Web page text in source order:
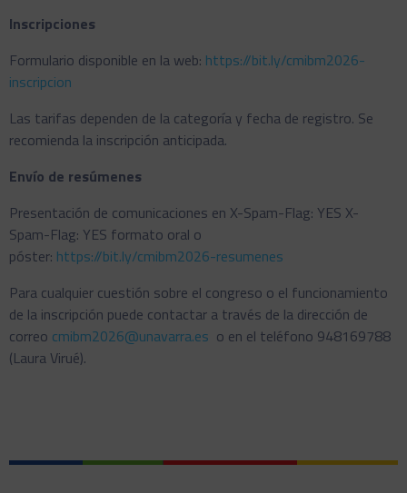
Inscripciones
Formulario disponible en la web: https://bit.ly/cmibm2026-
inscripcion
Las tarifas dependen de la categoría y fecha de registro. Se
recomienda la inscripción anticipada.
Envío de resúmenes
Presentación de comunicaciones en X-Spam-Flag: YES X-
Spam-Flag: YES formato oral o
póster: https://bit.ly/cmibm2026-resumenes
Para cualquier cuestión sobre el congreso o el funcionamiento
de la inscripción puede contactar a través de la dirección de
correo cmibm2026@unavarra.es o en el teléfono 948169788
(Laura Virué).